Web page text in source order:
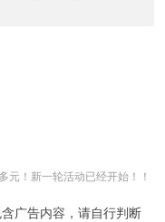
元！新一轮活动已经开始！！
广告内容，请自行判断